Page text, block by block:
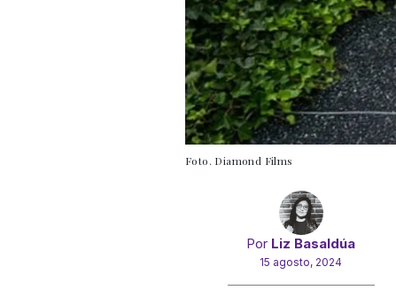
Foto. Diamond Films
Por Liz Basaldúa
15 agosto, 2024